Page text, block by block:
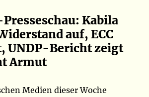
Kabila
auf, ECC
UNDP-Bericht zeigt
Armut
Medien dieser Woche